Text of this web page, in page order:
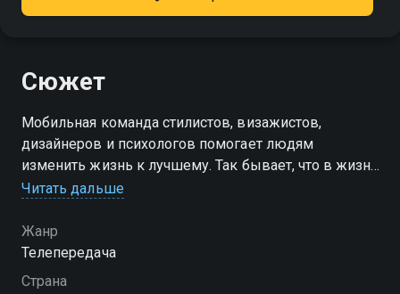
Сюжет
Мобильная команда стилистов, визажистов,
дизайнеров и психологов помогает людям
изменить жизнь к лучшему. Так бывает, что в жизни
замечательных, талантливых, хороших людей
любимая работа не радует, дом приходит в
запустение, появляется лишний вес и уходит былая
легкость в отношениях с родными и любимыми.
Читать дальше
Жанр
Телепередача
Страна